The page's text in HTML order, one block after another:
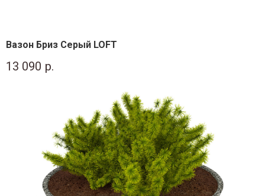
Вазон Бриз Серый LOFT
13 090 р.